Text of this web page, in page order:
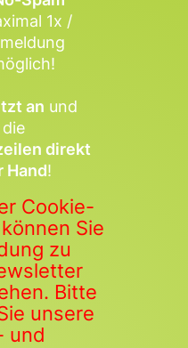
1x /
an und
direkt
Hand!
Cookie-
Sie
zu
Bitte
unsere
und